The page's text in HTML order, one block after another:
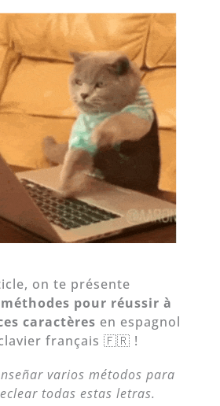
on te présente
pour réussir à
caractères en espagnol
français 🇫🇷 !
varios métodos para
todas estas letras.